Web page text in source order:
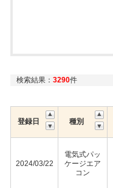
検索結果： 3290件
登録日 種別
2024/03/22
電気式パッ
ケージエア
コン